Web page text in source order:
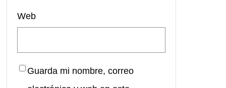
Web
Guarda mi nombre, correo